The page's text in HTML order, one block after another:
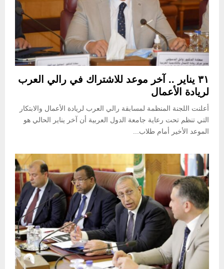
٣١ يناير .. آخر موعد للاشتراك في رالي العرب
لريادة الأعمال
أعلنت اللجنة المنظمة لمسابقة رالي العرب لريادة الأعمال والابتكار
التي تنظم تحت رعاية جامعة الدول العربية أن آخر يناير الحالي هو
الموعد الأخير أمام طلاب...